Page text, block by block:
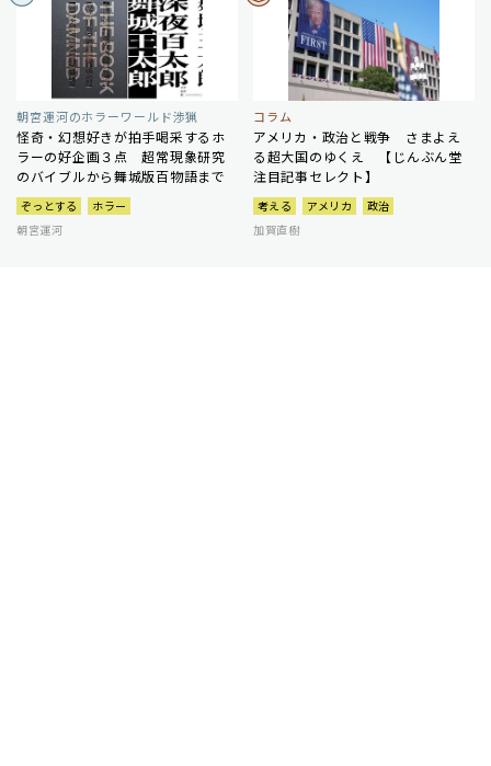
朝宮運河のホラーワールド渉猟
怪奇・幻想好きが拍手喝采するホ
ラーの好企画３点 超常現象研究
のバイブルから舞城版百物語まで
ぞっとする
ホラー
朝宮運河
コラム
アメリカ・政治と戦争 さまよえ
る超大国のゆくえ 【じんぶん堂
注目記事セレクト】
考える アメリカ
政治
加賀直樹